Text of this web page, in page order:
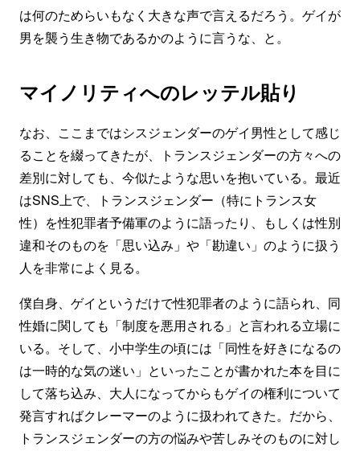
は何のためらいもなく大きな声で言えるだろう。ゲイが
男を襲う生き物であるかのように言うな、と。
マイノリティへのレッテル貼り
なお、ここまではシスジェンダーのゲイ男性として感じ
ることを綴ってきたが、トランスジェンダーの方々への
差別に対しても、今似たような思いを抱いている。最近
はSNS上で、トランスジェンダー（特にトランス女
性）を性犯罪者予備軍のように語ったり、もしくは性別
違和そのものを「思い込み」や「勘違い」のように扱う
人を非常によく見る。
僕自身、ゲイというだけで性犯罪者のように語られ、同
性婚に関しても「制度を悪用される」と言われる立場に
いる。そして、小中学生の頃には「同性を好きになるの
は一時的な気の迷い」といったことが書かれた本を目に
して落ち込み、大人になってからもゲイの権利について
発言すればクレーマーのように扱われてきた。だから、
トランスジェンダーの方の悩みや苦しみそのものに対し